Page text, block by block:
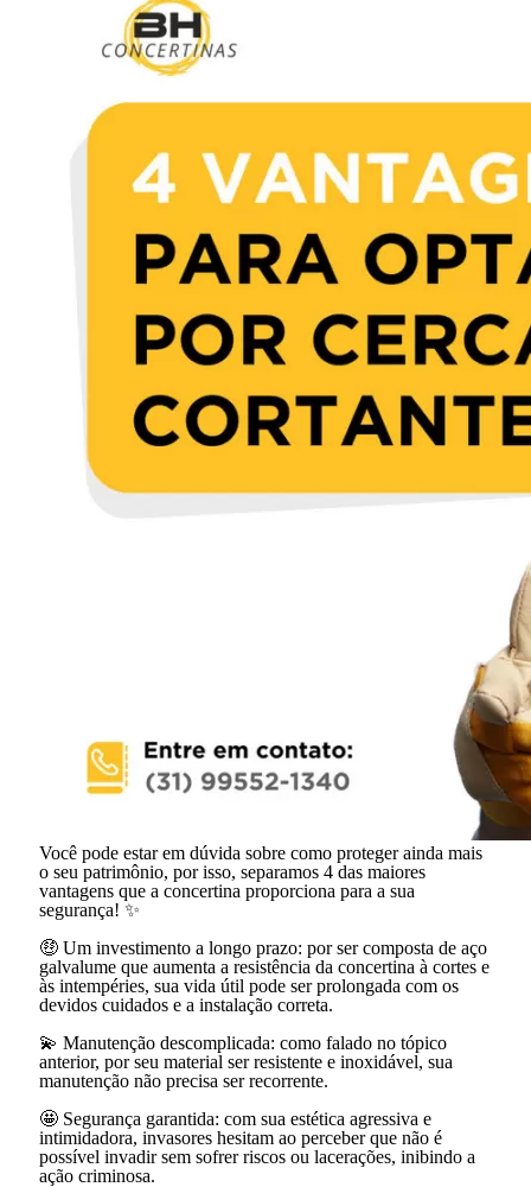
Você pode estar em dúvida sobre como proteger ainda mais
o seu patrimônio, por isso, separamos 4 das maiores
vantagens que a concertina proporciona para a sua
segurança! ✨
🤑 Um investimento a longo prazo: por ser composta de aço
galvalume que aumenta a resistência da concertina à cortes e
às intempéries, sua vida útil pode ser prolongada com os
devidos cuidados e a instalação correta.
💫 Manutenção descomplicada: como falado no tópico
anterior, por seu material ser resistente e inoxidável, sua
manutenção não precisa ser recorrente.
🤩 Segurança garantida: com sua estética agressiva e
intimidadora, invasores hesitam ao perceber que não é
possível invadir sem sofrer riscos ou lacerações, inibindo a
ação criminosa.